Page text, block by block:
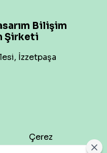
Bilişim
Şirketi
İzzetpaşa
Çerez